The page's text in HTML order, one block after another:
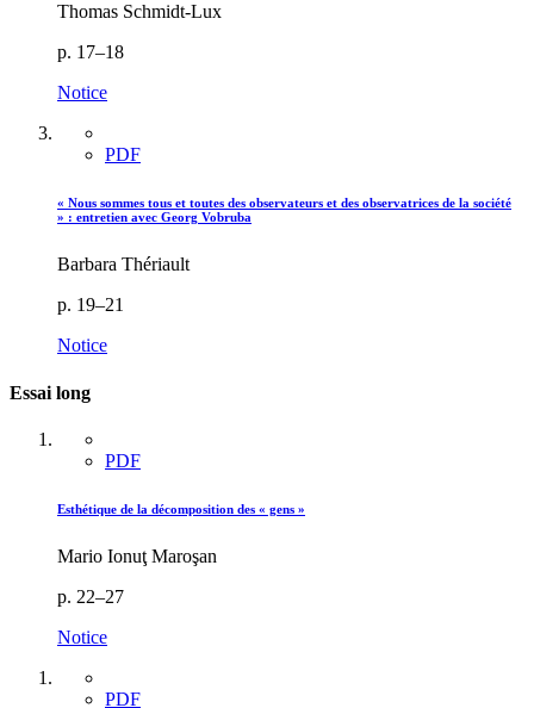
Thomas Schmidt-Lux
p. 17–18
Notice
PDF
« Nous sommes tous et toutes des observateurs et des observatrices de la société
» : entretien avec Georg Vobruba
Barbara Thériault
p. 19–21
Notice
Essai long
PDF
Esthétique de la décomposition des « gens »
Mario Ionuţ Maroşan
p. 22–27
Notice
PDF